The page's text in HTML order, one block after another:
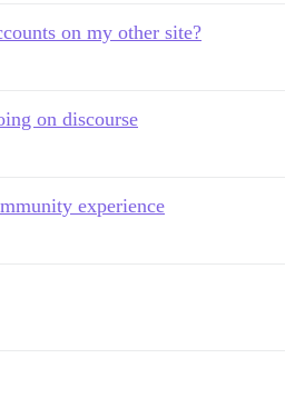
on my other site?
on discourse
experience